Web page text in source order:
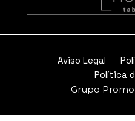
Aviso Legal
Política
Grupo